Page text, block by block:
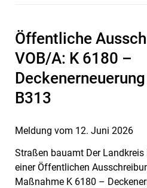
Meldung vom 12. Juni 2026
Öffentliche
VOB/A: K 6180 –
B313
Straßen bauamt Der
einer Öffentlichen
Maßnahme K 6180 –